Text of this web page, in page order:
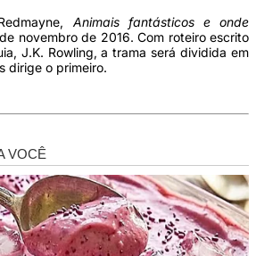
Animais fantásticos e onde
novembro de 2016. Com roteiro escrito
J.K. Rowling, a trama será dividida em
dirige o primeiro.